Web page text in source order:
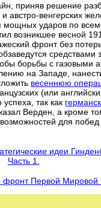
приняв решение
и австро-венгерских
мощных ударов по
возникшее весной
фронт без
борьбы с
на Западе,
весеннюю
(или
успеха, так как
Верден, а кроме
для
идеи
Часть 1.
фронт Первой